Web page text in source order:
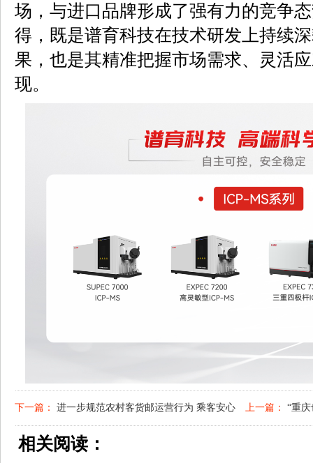
场，与进口品牌形成了强有力的竞争
得，既是谱育科技在技术研发上持续
果，也是其精准把握市场需求、灵活
现。
下一篇： 进一步规范农村客货邮运营行为 乘客安心
货物安全
上一篇： “重
相关阅读：